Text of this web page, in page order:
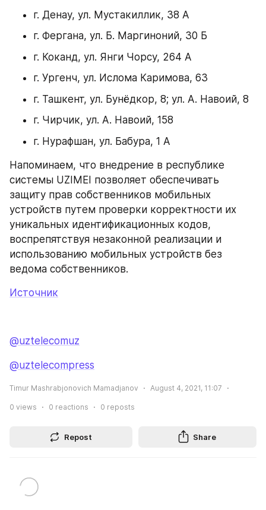
г. Денау, ул. Мустакиллик, 38 А
г. Фергана, ул. Б. Маргиноний, 30 Б
г. Коканд, ул. Янги Чорсу, 264 А
г. Ургенч, ул. Ислома Каримова, 63
г. Ташкент, ул. Бунёдкор, 8; ул. А. Навоий, 8
г. Чирчик, ул. А. Навоий, 158
г. Нурафшан, ул. Бабура, 1 А
Напоминаем, что внедрение в республике
системы UZIMEI позволяет обеспечивать
защиту прав собственников мобильных
устройств путем проверки корректности их
уникальных идентификационных кодов,
воспрепятствуя незаконной реализации и
использованию мобильных устройств без
ведома собственников.
Источник
@uztelecomuz
@uztelecompress
Timur Mashrabjonovich Mamadjanov August 4, 2021, 11:07
0 views 0 reactions 0 reposts
Repost Share